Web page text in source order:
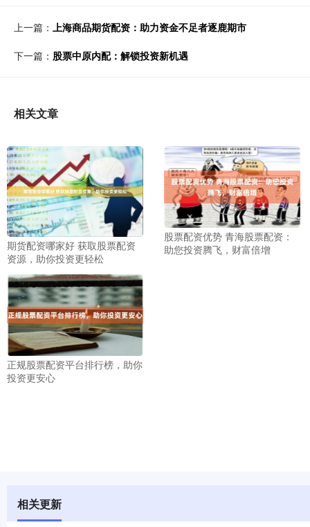
上一篇： 上海商品期货配资：助力资金不足者逐鹿期市
下一篇： 股票中原内配：解锁投资新机遇
相关文章
期货配资哪家好 获取股票配资
资源，助你投资更轻松
股票配资优势 青海股票配资：
助您投资腾飞，财富倍增
正规股票配资平台排行榜，助你
投资更安心
相关更新